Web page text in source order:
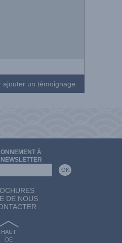
ajouter un témoignage
À
DE NOUS
HAUT
DE